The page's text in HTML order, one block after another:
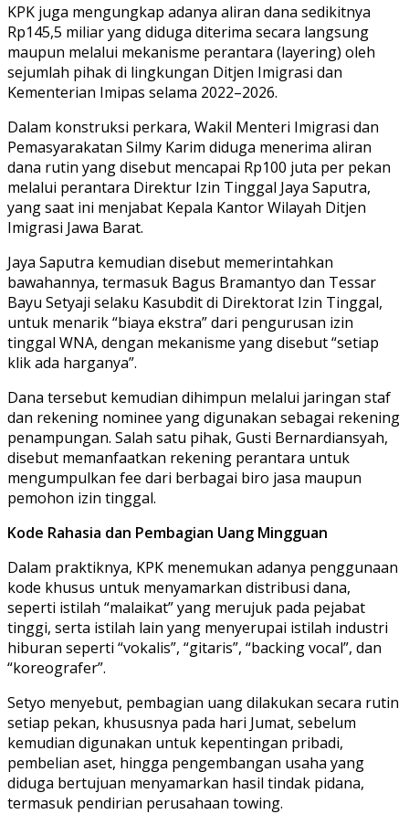
KPK juga mengungkap adanya aliran dana sedikitnya
Rp145,5 miliar yang diduga diterima secara langsung
maupun melalui mekanisme perantara (layering) oleh
sejumlah pihak di lingkungan Ditjen Imigrasi dan
Kementerian Imipas selama 2022–2026.
Dalam konstruksi perkara, Wakil Menteri Imigrasi dan
Pemasyarakatan Silmy Karim diduga menerima aliran
dana rutin yang disebut mencapai Rp100 juta per pekan
melalui perantara Direktur Izin Tinggal Jaya Saputra,
yang saat ini menjabat Kepala Kantor Wilayah Ditjen
Imigrasi Jawa Barat.
Jaya Saputra kemudian disebut memerintahkan
bawahannya, termasuk Bagus Bramantyo dan Tessar
Bayu Setyaji selaku Kasubdit di Direktorat Izin Tinggal,
untuk menarik “biaya ekstra” dari pengurusan izin
tinggal WNA, dengan mekanisme yang disebut “setiap
klik ada harganya”.
Dana tersebut kemudian dihimpun melalui jaringan staf
dan rekening nominee yang digunakan sebagai rekening
penampungan. Salah satu pihak, Gusti Bernardiansyah,
disebut memanfaatkan rekening perantara untuk
mengumpulkan fee dari berbagai biro jasa maupun
pemohon izin tinggal.
Kode Rahasia dan Pembagian Uang Mingguan
Dalam praktiknya, KPK menemukan adanya penggunaan
kode khusus untuk menyamarkan distribusi dana,
seperti istilah “malaikat” yang merujuk pada pejabat
tinggi, serta istilah lain yang menyerupai istilah industri
hiburan seperti “vokalis”, “gitaris”, “backing vocal”, dan
“koreografer”.
Setyo menyebut, pembagian uang dilakukan secara rutin
setiap pekan, khususnya pada hari Jumat, sebelum
kemudian digunakan untuk kepentingan pribadi,
pembelian aset, hingga pengembangan usaha yang
diduga bertujuan menyamarkan hasil tindak pidana,
termasuk pendirian perusahaan towing.